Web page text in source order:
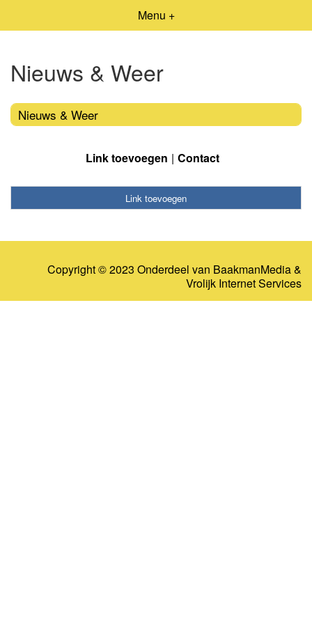
Menu +
Nieuws & Weer
Nieuws & Weer
Link toevoegen Contact
Link toevoegen
Copyright © 2023 Onderdeel van BaakmanMedia&
Vrolijk Internet Services